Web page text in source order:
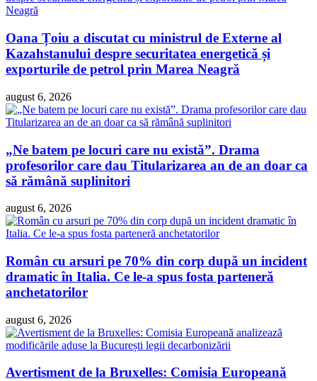
Oana Țoiu a discutat cu ministrul de Externe al
Kazahstanului despre securitatea energetică și
exporturile de petrol prin Marea Neagră
august 6, 2026
„Ne batem pe locuri care nu există”. Drama
profesorilor care dau Titularizarea an de an doar ca
să rămână suplinitori
august 6, 2026
Român cu arsuri pe 70% din corp după un incident
dramatic în Italia. Ce le-a spus fosta parteneră
anchetatorilor
august 6, 2026
Avertisment de la Bruxelles: Comisia Europeană